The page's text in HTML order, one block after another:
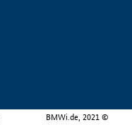
BMWi.de, 2021 ©